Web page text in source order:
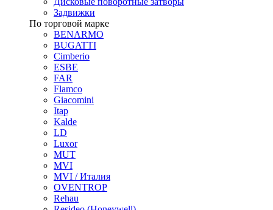
Задвижки
По торговой марке
BENARMO
BUGATTI
Cimberio
ESBE
FAR
Flamco
Giacomini
Itap
Kalde
LD
Luxor
MUT
MVI
MVI / Италия
OVENTROP
Rehau